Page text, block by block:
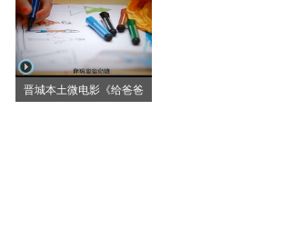
晋城本土微电影《给爸爸